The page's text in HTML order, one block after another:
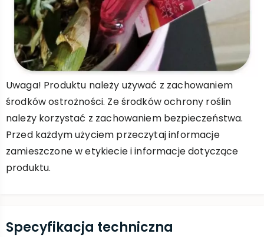
Uwaga! Produktu należy używać z zachowaniem
środków ostrożności. Ze środków ochrony roślin
należy korzystać z zachowaniem bezpieczeństwa.
Przed każdym użyciem przeczytaj informacje
zamieszczone w etykiecie i informacje dotyczące
produktu.
Specyfikacja techniczna